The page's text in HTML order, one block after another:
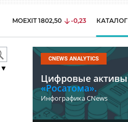
MOEXIT 1802,50 -0,23 КАТАЛОГ
CNEWS ANALYTICS
Цифровые активы
«Росатома».
Инфографика CNews